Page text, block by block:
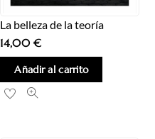
La belleza de la teoría
14,00€
Añadir al carrito